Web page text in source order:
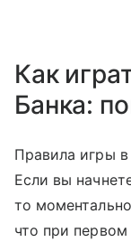
Как
Банка:
Правила игры
Если вы
то
что при